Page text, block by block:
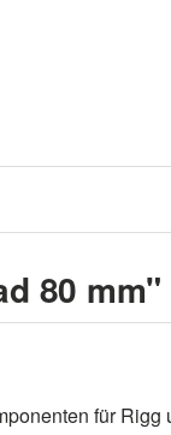
80 mm"
für Rigg